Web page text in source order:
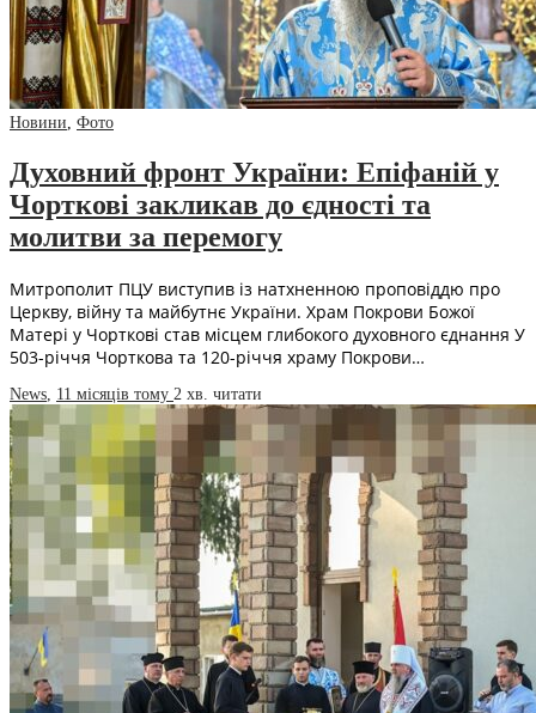
Новини Фото
Духовний фронт України: Епіфаній у
Чорткові закликав до єдності та
молитви за перемогу
Митрополит ПЦУ виступив із натхненною проповіддю про
Церкву, війну та майбутнє України. Храм Покрови Божої
Матері у Чорткові став місцем глибокого духовного єднання У
503-річчя Чорткова та 120-річчя храму Покрови…
News 11 місяців тому 2 хв. читати